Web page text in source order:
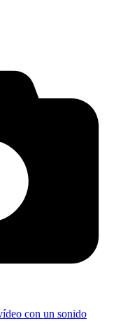
con un sonido